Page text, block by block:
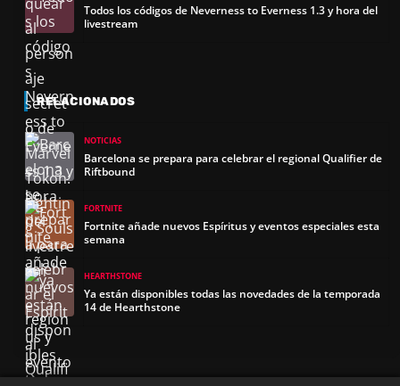
Todos los códigos de Neverness to Everness 1.3 y hora del
livestream
RELACIONADOS
NOTICIAS
Barcelona se prepara para celebrar el regional Qualifier de
Riftbound
FORTNITE
Fortnite añade nuevos Espíritus y eventos especiales esta
semana
HEARTHSTONE
Ya están disponibles todas las novedades de la temporada
14 de Hearthstone